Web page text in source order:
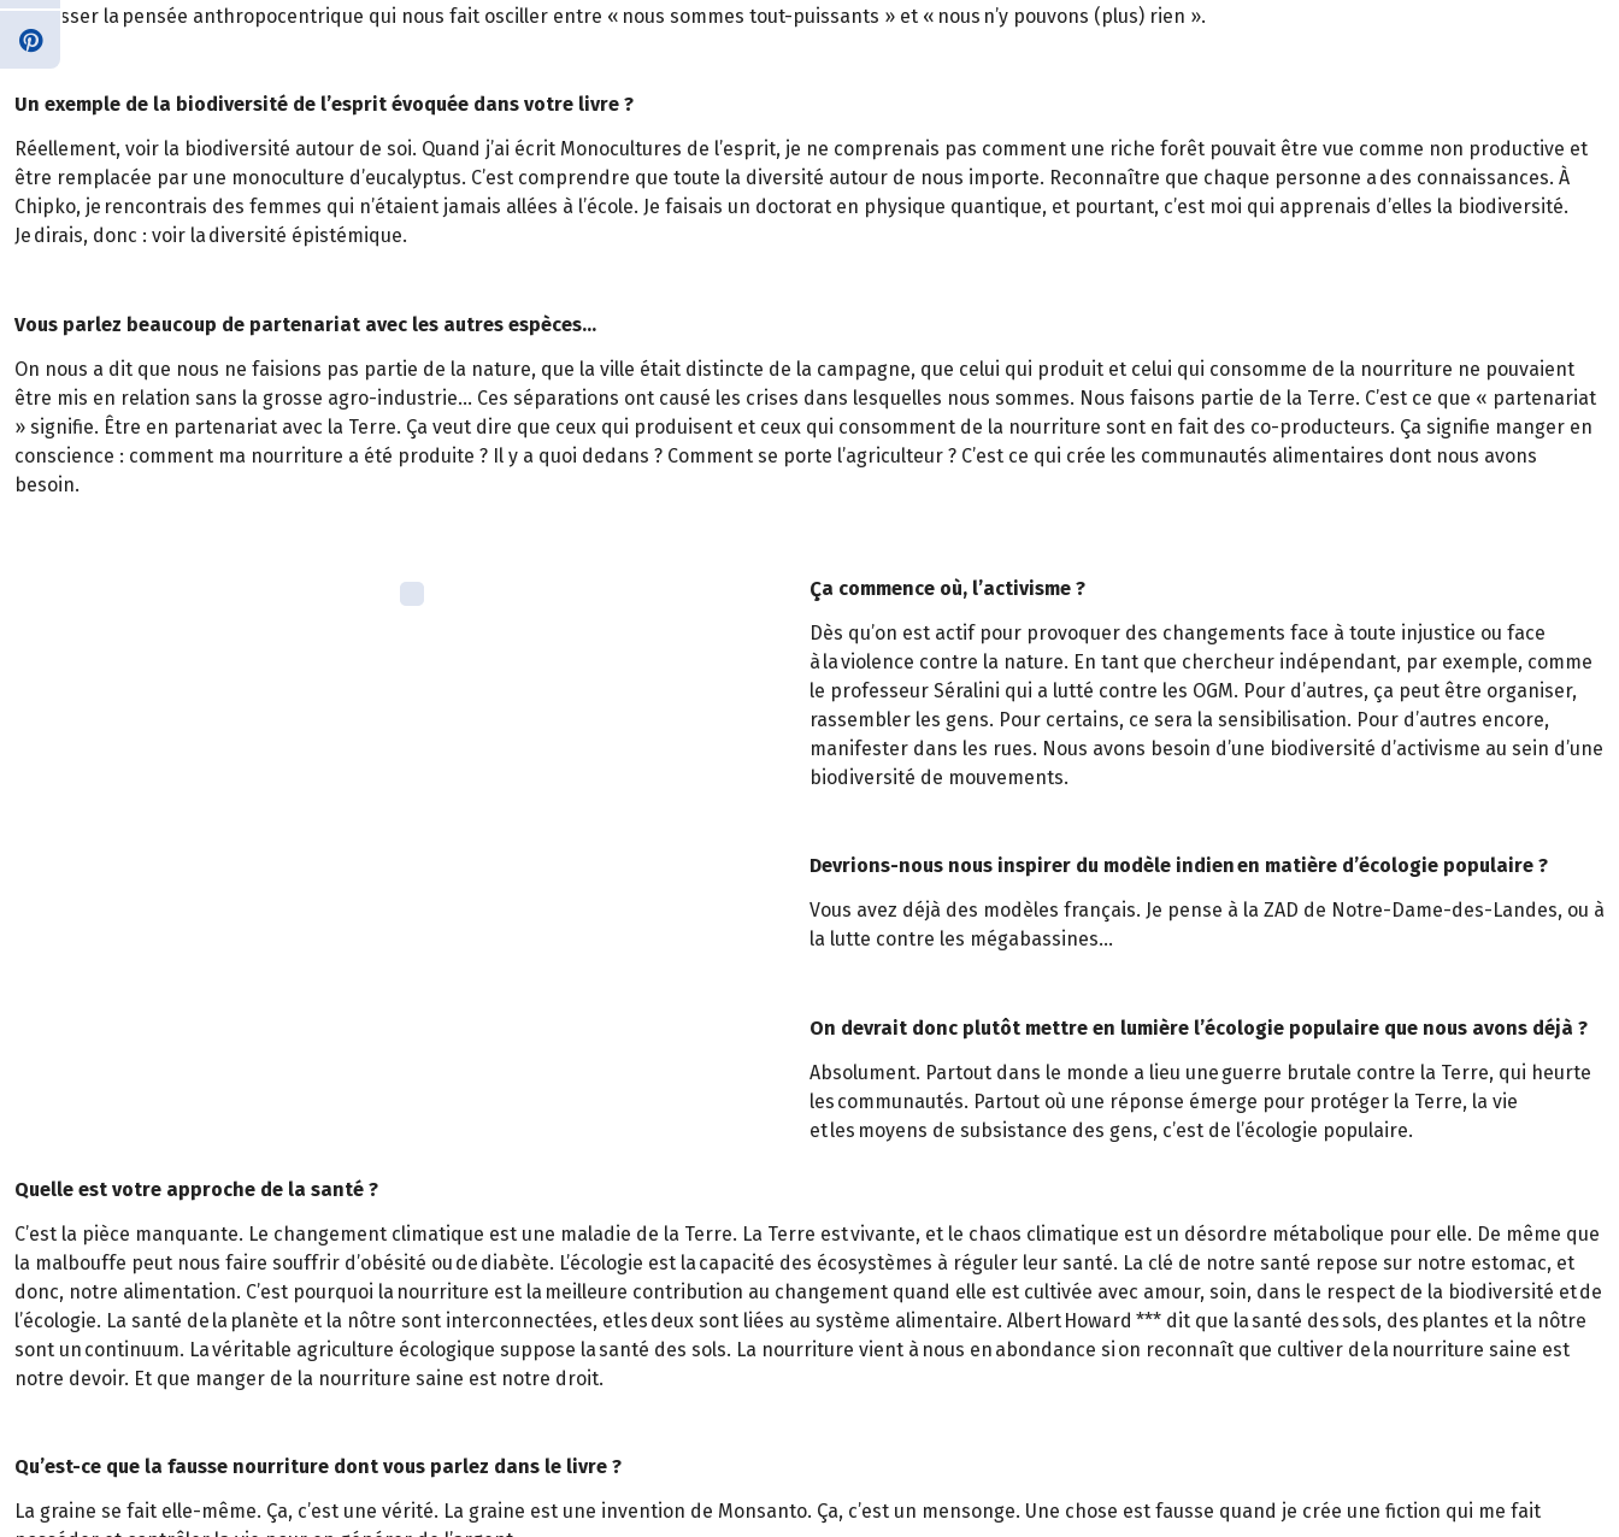
dépasser la pensée anthropocentrique qui nous fait osciller entre « nous sommes tout-puissants » et « nous n’y pouvons (plus) rien ».
Un exemple de la biodiversité de l’esprit évoquée dans votre livre ?
Réellement, voir la biodiversité autour de soi. Quand j’ai écrit Monocultures de l’esprit, je ne comprenais pas comment une riche forêt pouvait être vue comme non productive et
être remplacée par une monoculture d’eucalyptus. C’est comprendre que toute la diversité autour de nous importe. Reconnaître que chaque personne a des connaissances. À
Chipko, je rencontrais des femmes qui n’étaient jamais allées à l’école. Je faisais un doctorat en physique quantique, et pourtant, c’est moi qui apprenais d’elles la biodiversité.
Je dirais, donc : voir la diversité épistémique.
Vous parlez beaucoup de partenariat avec les autres espèces…
On nous a dit que nous ne faisions pas partie de la nature, que la ville était distincte de la campagne, que celui qui produit et celui qui consomme de la nourriture ne pouvaient
être mis en relation sans la grosse agro-industrie… Ces séparations ont causé les crises dans lesquelles nous sommes. Nous faisons partie de la Terre. C’est ce que « partenariat
» signifie. Être en partenariat avec la Terre. Ça veut dire que ceux qui produisent et ceux qui consomment de la nourriture sont en fait des co-producteurs. Ça signifie manger en
conscience : comment ma nourriture a été produite ? Il y a quoi dedans ? Comment se porte l’agriculteur ? C’est ce qui crée les communautés alimentaires dont nous avons
besoin.
Ça commence où, l’activisme ?
Dès qu’on est actif pour provoquer des changements face à toute injustice ou face
à la violence contre la nature. En tant que chercheur indépendant, par exemple, comme
le professeur Séralini qui a lutté contre les OGM. Pour d’autres, ça peut être organiser,
rassembler les gens. Pour certains, ce sera la sensibilisation. Pour d’autres encore,
manifester dans les rues. Nous avons besoin d’une biodiversité d’activisme au sein d’une
biodiversité de mouvements.
Devrions-nous nous inspirer du modèle indien en matière d’écologie populaire ?
Vous avez déjà des modèles français. Je pense à la ZAD de Notre-Dame-des-Landes, ou à
la lutte contre les mégabassines…
On devrait donc plutôt mettre en lumière l’écologie populaire que nous avons déjà ?
Absolument. Partout dans le monde a lieu une guerre brutale contre la Terre, qui heurte
les communautés. Partout où une réponse émerge pour protéger la Terre, la vie
et les moyens de subsistance des gens, c’est de l’écologie populaire.
Quelle est votre approche de la santé ?
C’est la pièce manquante. Le changement climatique est une maladie de la Terre. La Terre est vivante, et le chaos climatique est un désordre métabolique pour elle. De même que
la malbouffe peut nous faire souffrir d’obésité ou de diabète. L’écologie est la capacité des écosystèmes à réguler leur santé. La clé de notre santé repose sur notre estomac, et
donc, notre alimentation. C’est pourquoi la nourriture est la meilleure contribution au changement quand elle est cultivée avec amour, soin, dans le respect de la biodiversité et de
l’écologie. La santé de la planète et la nôtre sont interconnectées, et les deux sont liées au système alimentaire. Albert Howard *** dit que la santé des sols, des plantes et la nôtre
sont un continuum. La véritable agriculture écologique suppose la santé des sols. La nourriture vient à nous en abondance si on reconnaît que cultiver de la nourriture saine est
notre devoir. Et que manger de la nourriture saine est notre droit.
Qu’est-ce que la fausse nourriture dont vous parlez dans le livre ?
La graine se fait elle-même. Ça, c’est une vérité. La graine est une invention de Monsanto. Ça, c’est un mensonge. Une chose est fausse quand je crée une fiction qui me fait